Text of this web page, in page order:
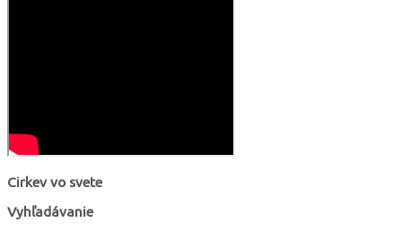
Cirkev vo svete
Vyhľadávanie